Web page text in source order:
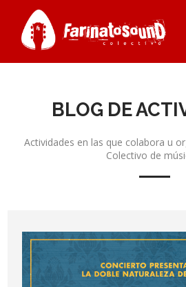
BLOG DE
Actividades en las que colabora u
Colectivo de